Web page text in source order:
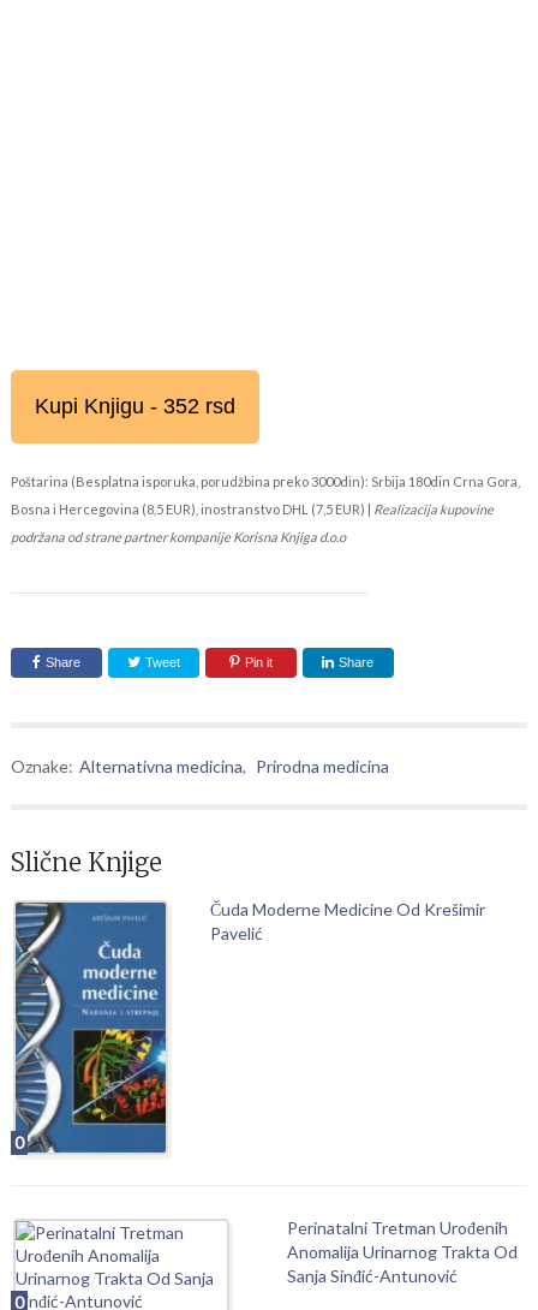
Kupi Knjigu - 352 rsd
Poštarina (Besplatna isporuka, porudžbina preko 3000din): Srbija 180din Crna Gora,
Bosna i Hercegovina (8,5 EUR), inostranstvo DHL (7,5 EUR) | Realizacija kupovine
podržana od strane partner kompanije Korisna Knjiga d.o.o
Share Tweet Pin it Share
Oznake: Alternativna medicina, Prirodna medicina
Slične Knjige
0
Čuda Moderne Medicine Od Krešimir
Pavelić
0
Perinatalni Tretman Urođenih
Anomalija Urinarnog Trakta Od
Sanja Sinđić-Antunović